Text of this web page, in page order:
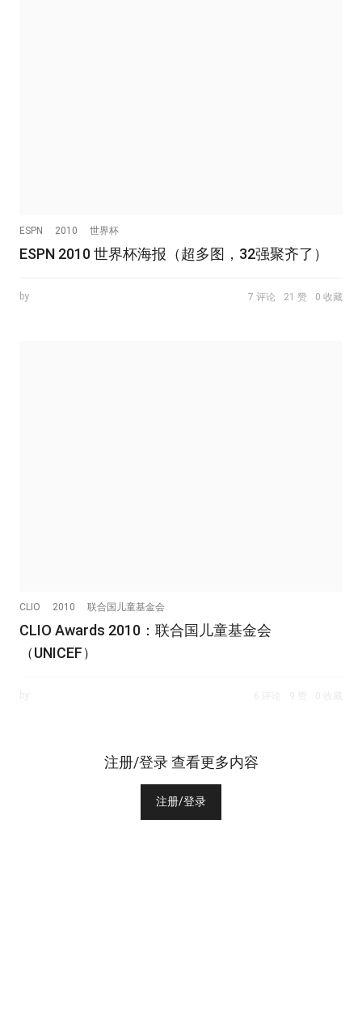
ESPN 2010 世界杯
ESPN 2010 世界杯海报（超多图，32强聚齐了）
by 7 评论 21 赞 0 收藏
CLIO 2010 联合国儿童基金会
CLIO Awards 2010：联合国儿童基金会
（UNICEF）
注册/登录 查看更多内容
注册/登录